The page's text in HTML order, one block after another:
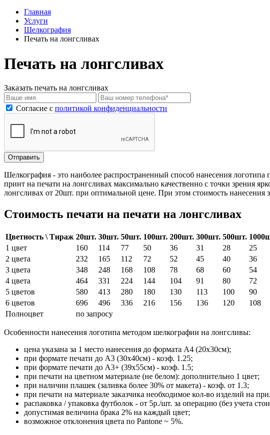
Главная
Услуги
Шелкография
Печать на лонгсливах
Печать на лонгсливах
Заказать печать на лонгсливах
Cогласие с политикой конфиденциальности
Отправить
Шелкография - это наиболее распространенный способ нанесения
принт на печати на лонгсливах максимально качественно с точки зрения
лонгсливах от 20шт. при оптимальной цене. При этом стоимость нанесения
Стоимость печати на печати на лонгсливах
Цветность \ Тираж 20шт. 30шт. 50шт. 100шт. 200шт. 300шт. 500шт.
1 цвет
160 114 77 50 36 31 28 25
2 цвета
232 165 112 72 52 45 40 36
3 цвета
348 248 168 108 78 68 60 54
4 цвета
464 331 224 144 104 91 80 72
5 цветов
580 413 280 180 130 113 100 90
6 цветов
696 496 336 216 156 136 120 108
Полноцвет
по запросу
Особенности нанесения логотипа методом шелкографии на лонгсливы:
цена указана за 1 место нанесения до формата А4 (20х30см);
при формате печати до А3 (30х40см) - коэф. 1.25;
при формате печати до А3+ (39х55см) - коэф. 1.5;
при печати на цветном материале (не белом): дополнительно 1 цвет;
при наличии плашек (заливка более 30% от макета) - коэф. от 1.3;
при печати на материале заказчика необходимое кол-во изделий на
распаковка / упаковка футболок - от 5р./шт. за операцию (без учета
допустимая величина брака 2% на каждый цвет;
возможное отклонения цвета по Pantone ~ 5%.